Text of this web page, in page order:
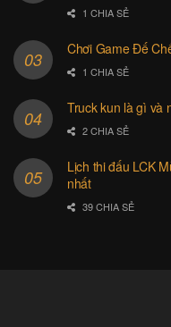
1 CHIA SẺ
Chơi Game Đế
1 CHIA SẺ
Truck kun là gì và
2 CHIA SẺ
Lịch thi đấu LCK
nhất
39 CHIA SẺ